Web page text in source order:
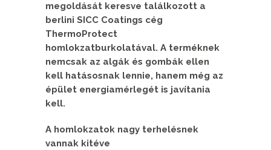
megoldását keresve találkozott a
berlini SICC Coatings cég
ThermoProtect
homlokzatburkolatával. A terméknek
nemcsak az algák és gombák ellen
kell hatásosnak lennie, hanem még az
épület energiamérlegét is javítania
kell.
A homlokzatok nagy terhelésnek
vannak kitéve